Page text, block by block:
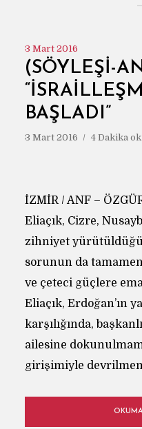
3 Mart 2016
(SÖYLEŞİ-
BAŞLADI”
3 Mart 2016 4 Dakika
İZMİR / ANF –
Eliaçık, Cizre,
zihniyet
sorunun da
ve çeteci güçlere
Eliaçık, Erdoğan’ın
karşılığında,
ailesine
girişimiyle